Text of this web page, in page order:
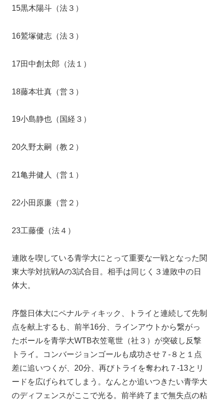
15黒木陽斗（法３）
16鷲塚健志（法３）
17田中創太郎（法１）
18藤本壮真（営３）
19小島静也（国経３）
20久野太嗣（教２）
21亀井健人（営１）
22小田原廉（営２）
23工藤優（法４）
連敗を喫している青学大にとって重要な一戦となった関
東大学対抗戦Aの3試合目。相手は同じく３連敗中の日
体大。
序盤日体大にペナルティキック、トライと連続して先制
点を献上するも、前半16分、ラインアウトから繋がっ
たボールを青学大WTB衣笠竜世（社３）が突破し反撃
トライ。コンバージョンゴールも成功させ７-８と１点
差に追いつくが、20分、再びトライを奪われ７-13とリ
ードを広げられてしまう。なんとか追いつきたい青学大
のディフェンスがここで光る。前半終了まで無失点の粘